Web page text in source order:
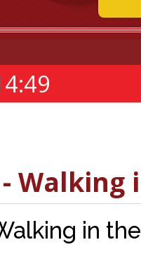
Walking
in